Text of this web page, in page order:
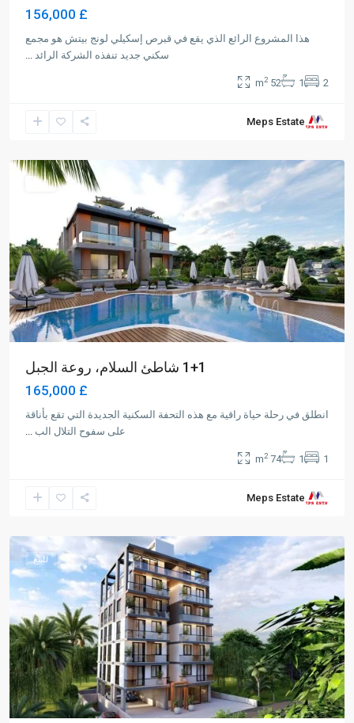
£ 156,000
هذا المشروع الرائع الذي يقع في قبرص إسكيلي لونج بيتش هو مجمع
سكني جديد تنفذه الشركة الرائد
2
1
52 m
2
Meps EstateAlsancak,
للبيع
1+1 شاطئ السلام، روعة الجبل
£ 165,000
انطلق في رحلة حياة راقية مع هذه التحفة السكنية الجديدة التي تقع بأناقة
على سفوح التلال الب
1
1
74 m
2
Meps EstateKarakum,
للبيع